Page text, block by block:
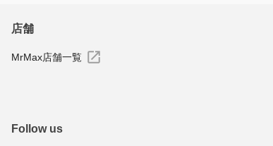
店舗
MrMax店舗一覧
Follow us